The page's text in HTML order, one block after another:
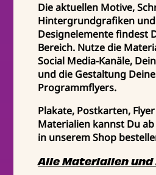
Die aktuellen Motive,
Hintergrundgrafiken
Designelemente findest
Bereich. Nutze die
Social Media-Kanäle,
und die Gestaltung
Programmflyers.
Plakate, Postkarten,
Materialien kannst Du
in unserem Shop
Alle Materialien und